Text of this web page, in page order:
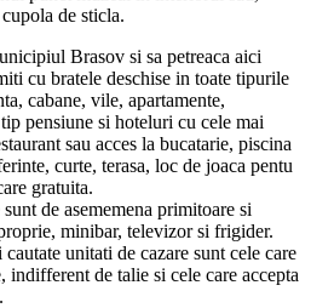
de sticla.
Brasov si sa petreaca aici
cu bratele deschise in toate tipurile
cabane, vile, apartamente,
pensiune si hoteluri cu cele mai
sau acces la bucatarie, piscina
curte, terasa, loc de joaca pentu
gratuita.
de asememena primitoare si
minibar, televizor si frigider.
unitati de cazare sunt cele care
indifferent de talie si cele care accepta